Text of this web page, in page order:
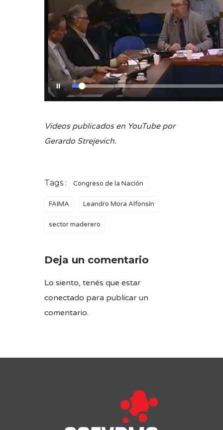
Videos publicados en YouTube por
Gerardo Strejevich.
Tags : Congreso de la Nación
FAIMA Leandro Mora Alfonsín
sector maderero
Deja un comentario
Lo siento, tenés que estar
conectado para publicar un
comentario.